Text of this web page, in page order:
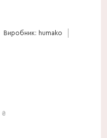
Виробник: humako
₴